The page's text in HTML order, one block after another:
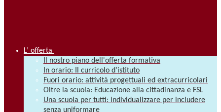
L’ offerta
Il nostro piano dell'offerta formativa
In orario: Il curricolo d’istituto
Fuori orario: attività progettuali ed extracurricolari
Oltre la scuola: Educazione alla cittadinanza e FSL
Una scuola per tutti: individualizzare per includere
senza uniformare